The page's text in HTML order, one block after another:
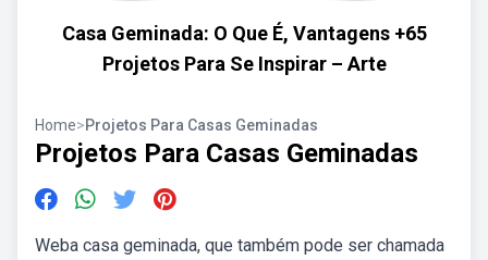
Casa Geminada: O Que É, Vantagens +65
Projetos Para Se Inspirar – Arte
Home>Projetos Para Casas Geminadas
Projetos Para Casas Geminadas
Weba casa geminada, que também pode ser chamada